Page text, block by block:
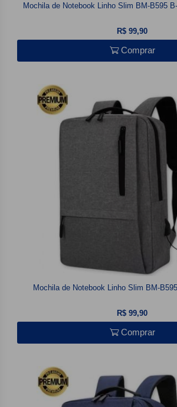
Mochila de Notebook Linho Slim BM-B595
R$ 99,90
Comprar
Mochila de Notebook Linho Slim BM-
R$ 99,90
Comprar